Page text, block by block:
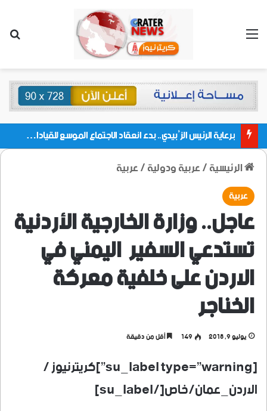
القائمة
برعاية الرئيس الزُبيدي.. بدء انعقاد الاجتماع الموسع للقيادات المحلية بالعاصمة ولمديريات وكتل مجلس العموم ومنسقيات الجامعة بالعاصمة عدن
الرئيسية/عربية ودولية/عربية
عربية
عاجل.. وزارة الخارجية الأردنية
تستدعي السفير اليمني في
الاردن على خلفية معركة
الخناجر
يوليو 9, 2018 149 أقل من دقيقة
[su_label type=”warning”]كريترنيوز /
الاردن_عمان/خاص[/su_label]